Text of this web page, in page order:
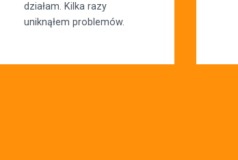
działam. Kilka razy
uniknąłem problemów.